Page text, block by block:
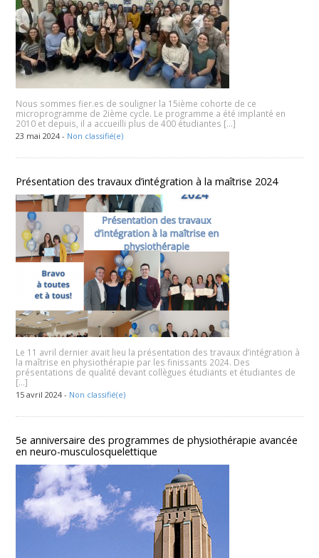
Nous sommes fier.es de souligner la 15ième cohorte de ce
microprogramme de 2ième cycle. Le programme a été implanté en
2010 et depuis, il a accueilli plus de 400 étudiantes […]
23 mai 2024 - Non classifié(e)
Présentation des travaux d’intégration à la maîtrise 2024
Le 11 avril dernier avait lieu la présentation des travaux d’intégration à
la maîtrise en physiothérapie par les finissants 2024. Des
présentations de qualité devant collègues étudiants et étudiantes de
[…]
15 avril 2024 - Non classifié(e)
5e anniversaire des programmes de physiothérapie avancée
en neuro-musculosquelettique